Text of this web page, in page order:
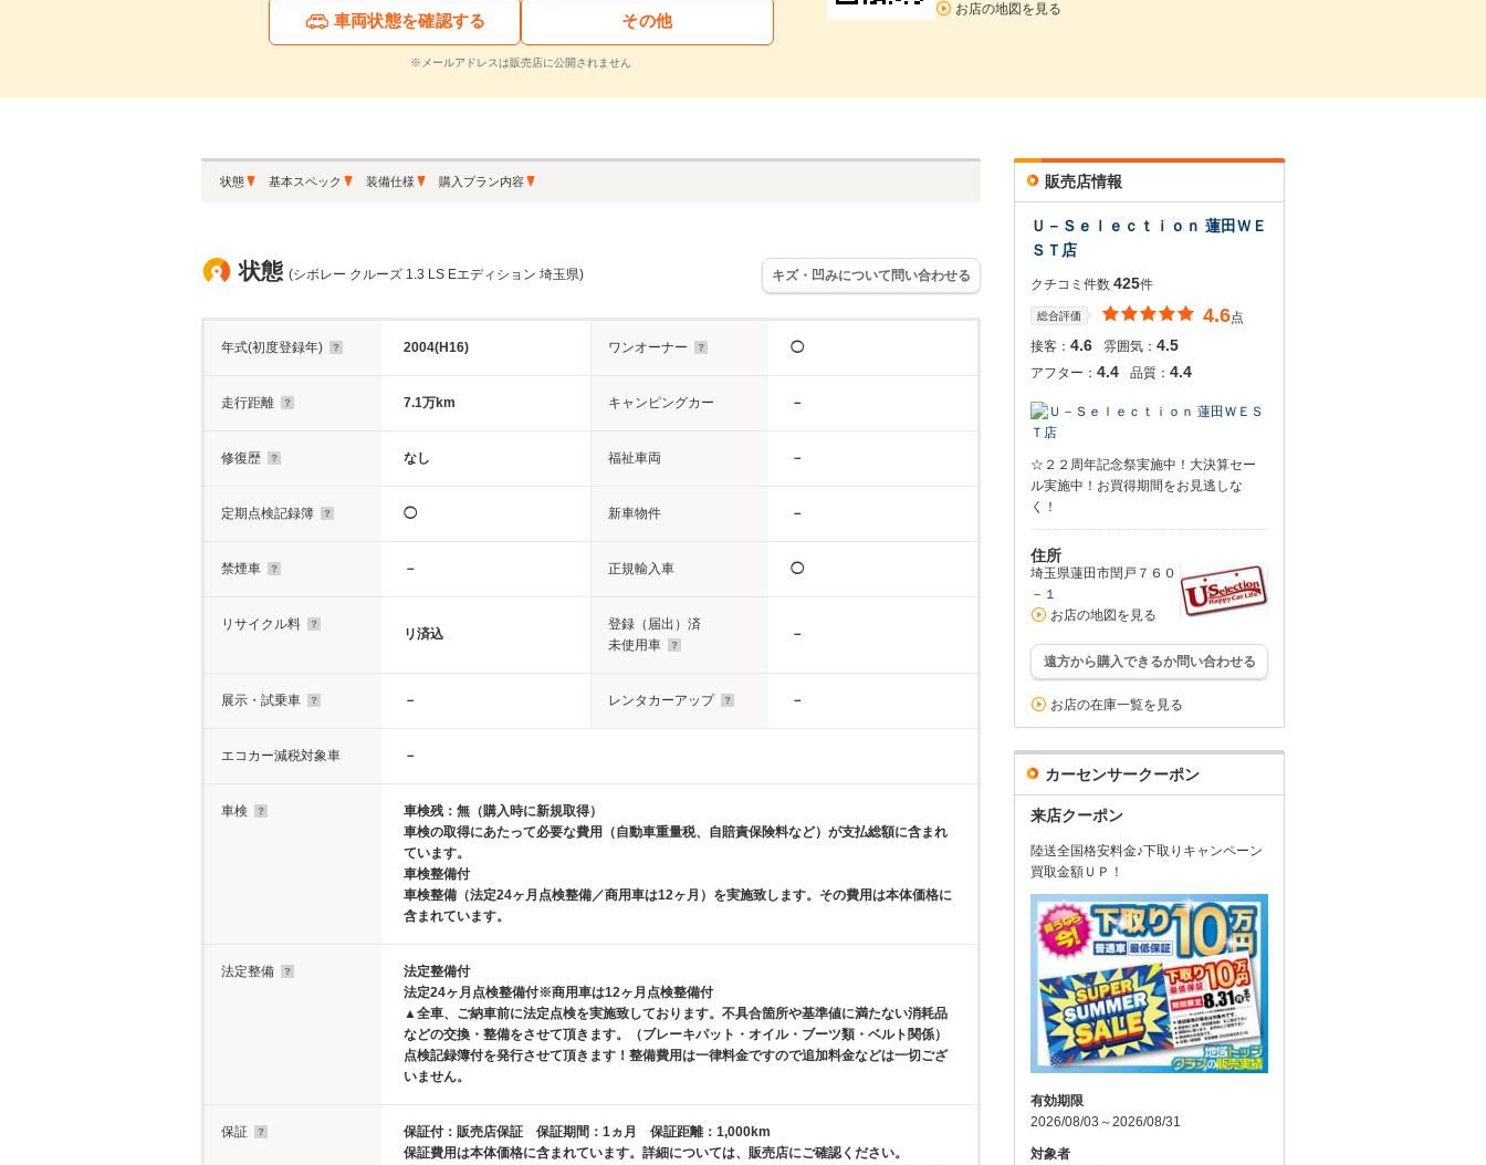
車両状態を確認する その他
※メールアドレスは販売店に公開されません
お店の地図を見る
状態 基本スペック 装備仕様 購入プラン内容
状態 (シボレー クルーズ 1.3 LS Eエディション 埼玉県) キズ・凹みについて問い合わせる
年式(初度登録年) 2004(H16) ワンオーナー ◯
走行距離 7.1万km キャンピングカー －
修復歴 なし 福祉車両 －
定期点検記録簿 ◯ 新車物件 －
禁煙車 － 正規輸入車 ◯
リサイクル料
リ済込
登録（届出）済
未使用車
－
展示・試乗車 － レンタカーアップ －
エコカー減税対象車 －
車検
車検残：無（購入時に新規取得）
車検の取得にあたって必要な費用（自動車重量税、自賠責保険料など）が支払総額に含まれ
ています。
車検整備付
車検整備（法定24ヶ月点検整備／商用車は12ヶ月）を実施致します。その費用は本体価格に
含まれています。
法定整備
法定整備付
法定24ヶ月点検整備付※商用車は12ヶ月点検整備付
▲全車、ご納車前に法定点検を実施致しております。不具合箇所や基準値に満たない消耗品
などの交換・整備をさせて頂きます。（ブレーキパット・オイル・ブーツ類・ベルト関係）
点検記録簿付を発行させて頂きます！整備費用は一律料金ですので追加料金などは一切ござ
いません。
保証
保証付：販売店保証 保証期間：1ヵ月 保証距離：1,000km
保証費用は本体価格に含まれています。詳細については、販売店にご確認ください。
販売店情報
Ｕ－Ｓｅｌｅｃｔｉｏｎ 蓮田ＷＥ
ＳＴ店
クチコミ件数 425件
総合評価 4.6点
接客： 4.6 雰囲気： 4.5
アフター： 4.4 品質： 4.4
☆２２周年記念祭実施中！大決算セー
ル実施中！お買得期間をお見逃しな
く！
住所
埼玉県蓮田市閏戸７６０
－１
お店の地図を見る
遠方から購入できるか問い合わせる
お店の在庫一覧を見る
カーセンサークーポン
来店クーポン
陸送全国格安料金♪下取りキャンペーン
買取金額ＵＰ！
有効期限
2026/08/03～2026/08/31
対象者